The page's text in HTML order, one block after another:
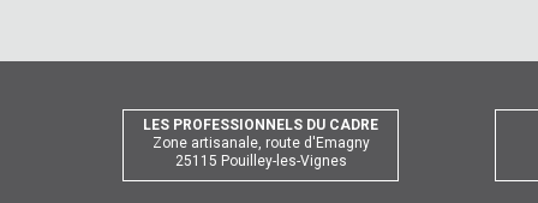
LES PROFESSIONNELS DU CADRE
Zone artisanale, route d'Emagny
25115 Pouilley-les-Vignes